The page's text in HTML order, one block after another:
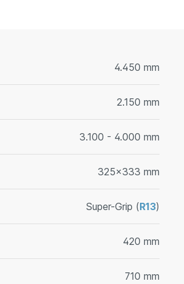
4.450 mm
2.150 mm
3.100 - 4.000 mm
325x333 mm
Super-Grip (R13)
420 mm
710 mm